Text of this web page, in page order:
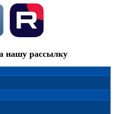
нашу рассылку